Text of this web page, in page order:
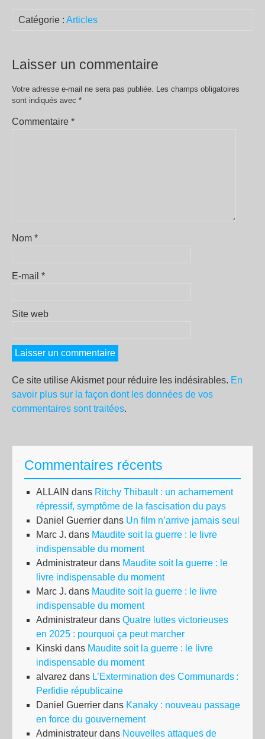
Catégorie : Articles
Laisser un commentaire
Votre adresse e-mail ne sera pas publiée.
Les champs obligatoires
sont indiqués avec *
Commentaire *
Nom *
E-mail *
Site web
Ce site utilise Akismet pour réduire les indésirables. En
savoir plus sur la façon dont les données de vos
commentaires sont traitées.
Commentaires récents
ALLAIN dans Ritchy Thibault : un acharnement
répressif, symptôme de la fascisation du pays
Daniel Guerrier dans Un film n’arrive jamais seul
Marc J. dans Maudite soit la guerre : le livre
indispensable du moment
Administrateur dans Maudite soit la guerre : le
livre indispensable du moment
Marc J. dans Maudite soit la guerre : le livre
indispensable du moment
Administrateur dans Quatre luttes victorieuses
en 2025 : pourquoi ça peut marcher
Kinski dans Maudite soit la guerre : le livre
indispensable du moment
alvarez dans L’Extermination des Communards :
Perfidie républicaine
Daniel Guerrier dans Kanaky : nouveau passage
en force du gouvernement
Administrateur dans Nouvelles attaques de